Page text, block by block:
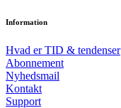
Information
Hvad er TID & tendenser
Abonnement
Nyhedsmail
Kontakt
Support